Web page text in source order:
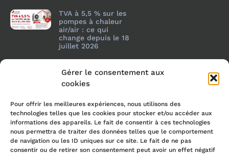
Gérer le consentement aux
cookies
Pour offrir les meilleures expériences, nous utilisons des
technologies telles que les cookies pour stocker et/ou accéder aux
informations des appareils. Le fait de consentir à ces technologies
nous permettra de traiter des données telles que le comportement
de navigation ou les ID uniques sur ce site. Le fait de ne pas
consentir ou de retirer son consentement peut avoir un effet négatif
TVA à 5,5 % sur les
pompes à chaleur
air/air : ce qui
change depuis le 18
juillet 2026